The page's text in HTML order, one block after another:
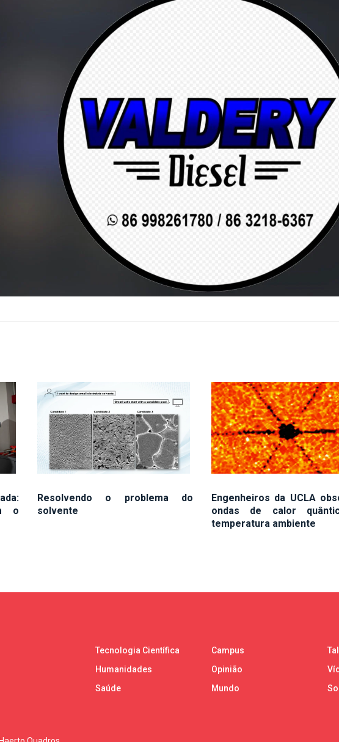
o
Resolvendo o problema do
solvente
Engenheiros da UCLA
ondas de calor
temperatura ambiente
Tecnologia Científica
Humanidades
Saúde
Campus
Opinião
Mundo